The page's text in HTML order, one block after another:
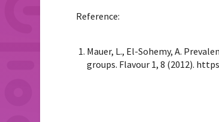
Reference:
Mauer, L., El-Sohemy, A.
groups. Flavour 1, 8 (2012).